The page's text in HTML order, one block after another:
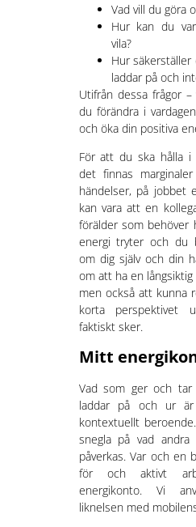
Vad vill du göra
Hur kan du
vila?
Hur
laddar på och
Utifrån dessa frågor
du förändra i
och öka din positiva
För att du ska hålla i
det finnas
händelser, på jobbet
kan vara att en
förälder som behöver
energi tryter och du
om dig själv och din
om att ha en
men också att kunna
korta perspektivet
faktiskt sker.
Mitt
Vad som ger och tar
laddar på och ur är
kontextuellt
snegla på vad
påverkas. Var och en
för och aktivt
energikonto. Vi
liknelsen med